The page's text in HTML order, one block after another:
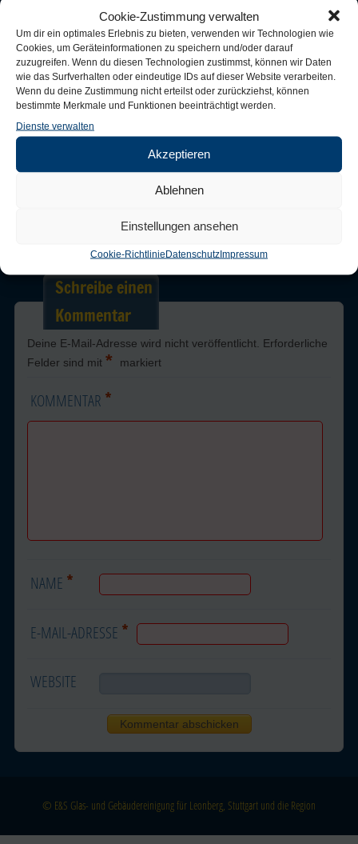
Cookie-Zustimmung verwalten
Um dir ein optimales Erlebnis zu bieten, verwenden wir Technologien wie
Cookies, um Geräteinformationen zu speichern und/oder darauf
zuzugreifen. Wenn du diesen Technologien zustimmst, können wir Daten
wie das Surfverhalten oder eindeutige IDs auf dieser Website verarbeiten.
Wenn du deine Zustimmung nicht erteilst oder zurückziehst, können
bestimmte Merkmale und Funktionen beeinträchtigt werden.
Dienste verwalten
Akzeptieren
Ablehnen
Einstellungen ansehen
Cookie-RichtlinieDatenschutzImpressum
Gebäude-/Bodenreinigung
Post a commentor leave a trackback:Trackback URL.
Schreibe einen
Kommentar
Deine E-Mail-Adresse wird nicht veröffentlicht. Erforderliche
Felder sind mit * markiert
KOMMENTAR *
NAME *
E-MAIL-ADRESSE *
WEBSITE
© E&S Glas- und Gebäudereinigung für Leonberg, Stuttgart und die Region